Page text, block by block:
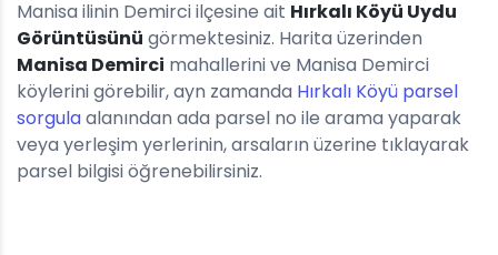
Manisa ilinin Demirci ilçesine ait Hırkalı Köyü Uydu
Görüntüsünü görmektesiniz. Harita üzerinden
Manisa Demirci mahallerini ve Manisa Demirci
köylerini görebilir, ayn zamanda Hırkalı Köyü parsel
sorgulaalanından ada parsel no ile arama yaparak
veya yerleşim yerlerinin, arsaların üzerine tıklayarak
parsel bilgisi öğrenebilirsiniz.